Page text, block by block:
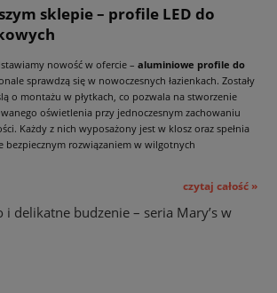
sklepie – profile LED do
nowość w ofercie – aluminiowe profile do
sprawdzą się w nowoczesnych łazienkach. Zostały
o montażu w płytkach, co pozwala na stworzenie
oświetlenia przy jednoczesnym zachowaniu
Każdy z nich wyposażony jest w klosz oraz spełnia
bezpiecznym rozwiązaniem w wilgotnych
czytaj całość »
i delikatne budzenie – seria Mary’s w